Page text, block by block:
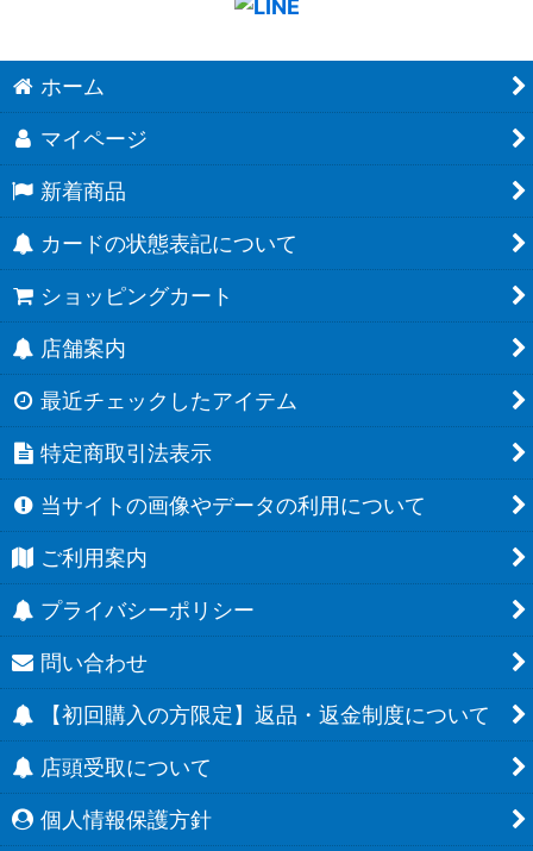
ホーム
マイページ
新着商品
カードの状態表記について
ショッピングカート
店舗案内
最近チェックしたアイテム
特定商取引法表示
当サイトの画像やデータの利用について
ご利用案内
プライバシーポリシー
問い合わせ
【初回購入の方限定】返品・返金制度について
店頭受取について
個人情報保護方針